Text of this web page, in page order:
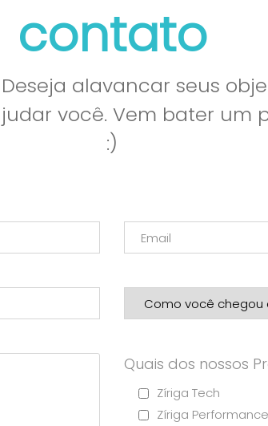
contato
alavancar seus
você. Vem bater um
:)
Quais dos nossos
Zíriga Tech
Zíriga Performance